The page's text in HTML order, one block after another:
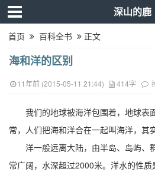
深山的鹿
首页 百科全书 正文
海和洋的区别
11年前 (2015-05-11 21:44) 414字
我们的地球被海洋包围着，地球表
常，人们把海和洋合在一起叫海洋，其
洋一般远离大陆，由半岛、岛屿、
常广阔，水深超过2000米。洋水的性